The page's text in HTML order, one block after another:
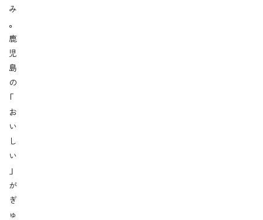
み
。
鹿
児
島
の
「
お
い
し
い
」
が
ぎ
ゅ